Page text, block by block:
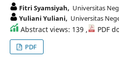
Fitri Syamsiyah, Universitas
Yuliani Yuliani, Universitas
Abstract views: 139 , PDF
PDF